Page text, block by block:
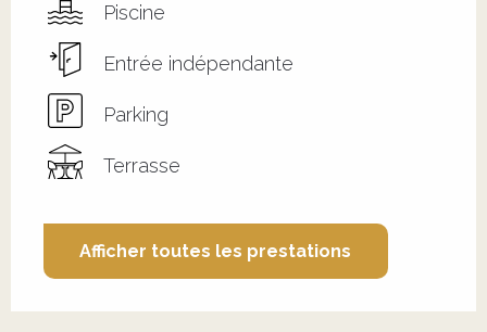
Piscine
Entrée indépendante
Parking
Terrasse
Afficher toutes les prestations